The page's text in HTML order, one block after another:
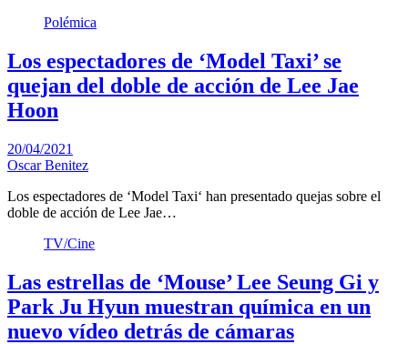
Polémica
Los espectadores de ‘Model Taxi’ se
quejan del doble de acción de Lee Jae
Hoon
20/04/2021
Oscar Benitez
Los espectadores de ‘Model Taxi‘ han presentado quejas sobre el
doble de acción de Lee Jae…
TV/Cine
Las estrellas de ‘Mouse’ Lee Seung Gi y
Park Ju Hyun muestran química en un
nuevo vídeo detrás de cámaras